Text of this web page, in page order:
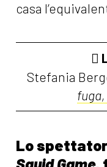
casa
Stefania
Lo